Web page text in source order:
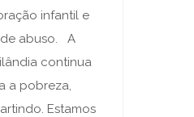
infantil e
abuso. A
continua
a pobreza,
Estamos